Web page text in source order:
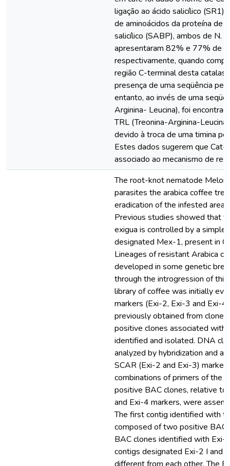
ligação ao ácido salicílico (SR1)
de aminoácidos da proteína de
salicílico (SABP), ambos de N.
apresentaram 82% e 77% de
respectivamente, quando
região C-terminal desta
presença de uma seqüência
entanto, ao invés de uma
Arginina- Leucina), foi
TRL (Treonina-Arginina-
devido à troca de uma timina
Estes dados sugerem que Cat-
associado ao mecanismo de
The root-knot nematode
parasites the arabica coffee
eradication of the infested
Previous studies showed that
exigua is controlled by a simple
designated Mex-1, present in C.
Lineages of resistant Arabica
developed in some genetic
through the introgression of
library of coffee was initially
markers (Exi-2, Exi-3 and Exi-
previously obtained from
positive clones associated
identified and isolated. DNA
analyzed by hybridization and
SCAR (Exi-2 and Exi-3)
combinations of primers of the
positive BAC clones, relative
and Exi-4 markers, were
The first contig identified with
composed of two positive BAC
BAC clones identified with Exi-
contigs designated Exi-2 I and